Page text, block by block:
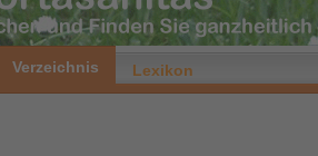
Verzeichnis Lexikon